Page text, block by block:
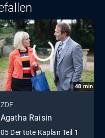
48 min
ZDF
Agatha Raisin
05 Der tote Kaplan Teil 1